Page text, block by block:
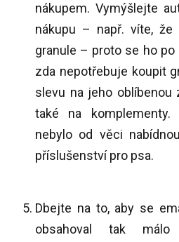
nákupem. Vymýšlejte
nákupu – např. víte, že
granule – proto se ho
zda nepotřebuje koupit
slevu na jeho oblíbenou
také na
nebylo od věci
příslušenství pro psa.
Dbejte na to, aby se
obsahoval tak